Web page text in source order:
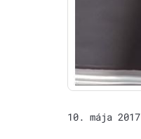
10. mája 2017